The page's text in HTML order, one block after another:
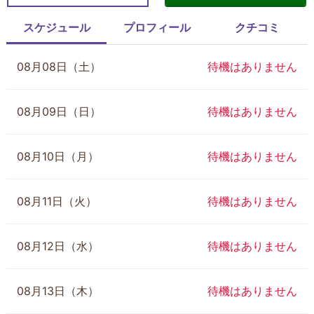
スケジュール プロフィール クチコミ
08月08日（土） 待機はありません
08月09日（日） 待機はありません
08月10日（月） 待機はありません
08月11日（火） 待機はありません
08月12日（水） 待機はありません
08月13日（木） 待機はありません